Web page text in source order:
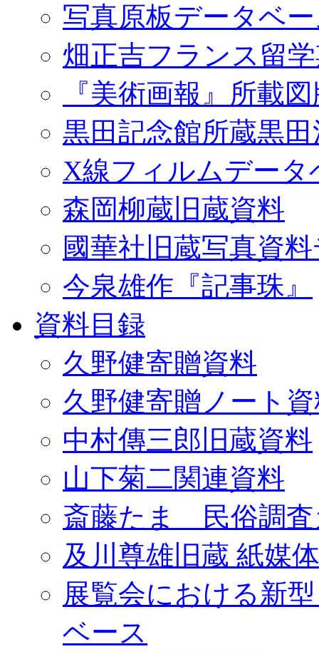
写真原板データベ
畑正吉フランス留
『美術画報』所載
黒田記念館所蔵黒
X線フィルムデータ
森岡柳蔵旧蔵資料
國華社旧蔵写真資
今泉雄作『記事珠』
資料目録
久野健寄贈資料
久野健寄贈ノート
中村傳三郎旧蔵資料
山下菊二関連資料
斎藤たま 民俗調査
及川尊雄旧蔵 紙媒
展覧会における新
ベース